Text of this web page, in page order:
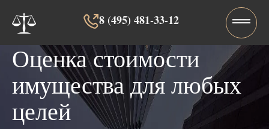
8 (495) 481-33-12‬‬
Оценка стоимости
имущества для любых
целей